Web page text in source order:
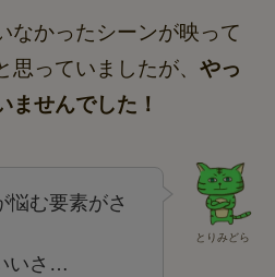
なかったシーンが映って
っていましたが、 やっ
ませんでした！
とりみどら
悩む要素がさ
いさ…